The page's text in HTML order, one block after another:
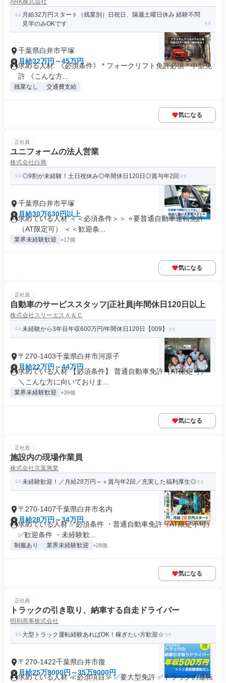
ARK株式会社
月給32万円スタート（残業別）日祝日、隔週土曜日休み 経験不問
見学のみOKです
千葉県白井市平塚
月給32万円～45万円
求める人材: 《必須条件》 * フォークリフト免許必須 * 中型免
許 《こんな方...
残業なし 交通費支給
気になる
正社員
ユニフォームの法人営業
株式会社白興
◎9割が未経験！土日祝休み◎年間休日120日◎賞与年2回
千葉県白井市平塚
月給30万630円以上
求めている人材 ＜＜必須条件＞＞ ⭐要普通自動車運転免許
（AT限定可） ＜＜歓迎条...
業界未経験歓迎 +17個
気になる
正社員
自動車のサービススタッフ|正社員|年間休日120日以上
株式会社スリーエスＡ＆Ｃ
未経験から3年目年収600万円/年間休日120日【009】
〒270-1403千葉県白井市河原子
月給22万円～44万円
求めている人材 【必須条件】 普通自動車免許（AT限定可）
＼こんな方に向いておりま...
業界未経験歓迎 +39個
気になる
正社員
施設内の現場作業員
株式会社京葉興業
未経験歓迎！／月給28万円～＋賞与年2回／充実した福利厚生◎
〒270-1407千葉県白井市名内
月給28万円～34万円
求めている人材 ✅必須条件 ・普通自動車免許（AT限定不可）
✅歓迎条件 ・未経験歓...
制服あり 業界未経験歓迎 +28個
気になる
正社員
トラックの引き取り、納車する自走ドライバー
明和商事株式会社
大型トラック運転経験あればOK！稼ぎたい方歓迎☆
〒270-1422千葉県白井市復
月給25万9000円～35万9000円
求めている人材 ≪必須項目≫ ✅要大型免許 ✅トラックの運転